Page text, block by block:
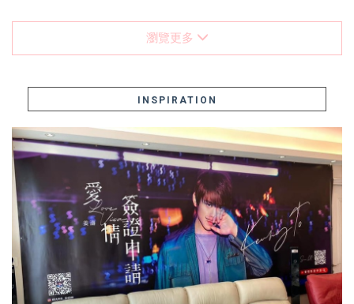
瀏覽更多
INSPIRATION